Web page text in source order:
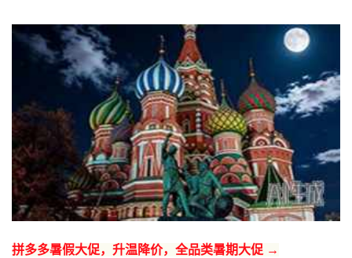
拼多多暑假大促，升温降价，全品类暑期大促 →